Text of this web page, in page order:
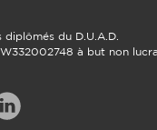
du D.U.A.D.
à but non